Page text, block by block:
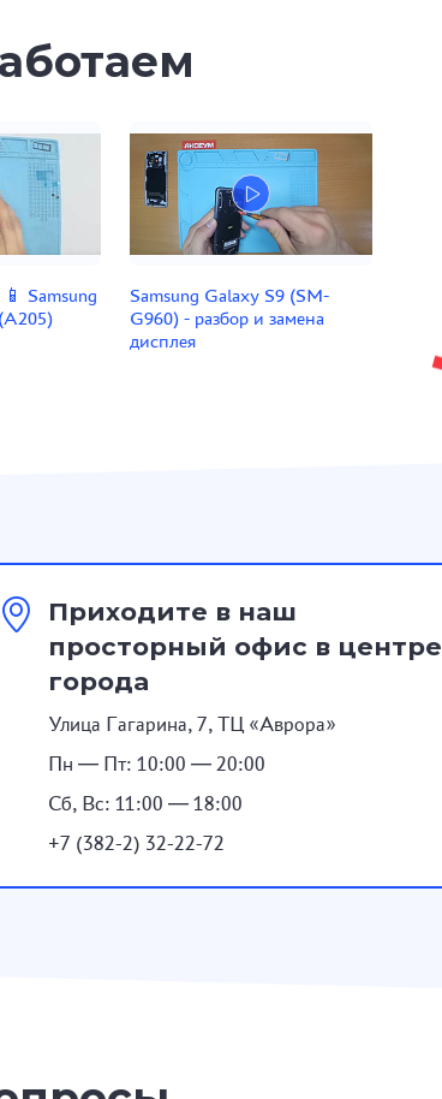
Samsung
Samsung Galaxy S9 (SM-
G960) - разбор и замена
дисплея
Приходите в наш
просторный офис в центре
города
Улица Гагарина, 7, ТЦ «Аврора»
Пн — Пт: 10:00 — 20:00
Сб, Вс: 11:00 — 18:00
+7 (382-2) 32-22-72